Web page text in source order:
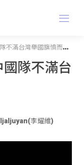
滿台灣舉國旗憤而退賽
隊不滿台
李耀維)